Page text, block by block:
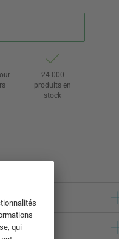
24 000
produits en
stock